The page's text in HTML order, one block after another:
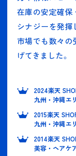
在庫の安定確保
シナジーを発
市場でも数々
げてきました。
2024楽天
九州・沖縄エ
2015楽天
九州・沖縄エ
2014楽天
美容・ヘアケ